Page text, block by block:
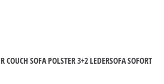
SOFA POLSTER 3+2 LEDERSOFA SOFORT